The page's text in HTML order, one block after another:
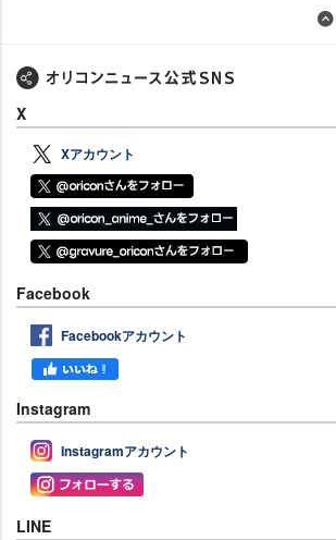
X
Xアカウント
Facebook
Facebookアカウント
Instagram
Instagramアカウント
LINE